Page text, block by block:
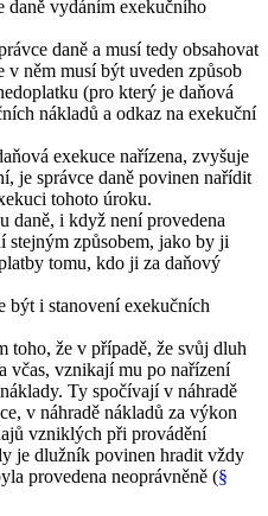
daně vydáním exekučního
daně a musí tedy obsahovat
v něm musí být uveden způsob
(pro který je daňová
nákladů a odkaz na exekuční
exekuce nařízena, zvyšuje
je správce daně povinen nařídit
tohoto úroku.
daně, i když není provedena
stejným způsobem, jako by ji
tomu, kdo ji za daňový
být i stanovení exekučních
toho, že v případě, že svůj dluh
včas, vznikají mu po nařízení
Ty spočívají v náhradě
v náhradě nákladů za výkon
vzniklých při provádění
je dlužník povinen hradit vždy
provedena neoprávněně (§